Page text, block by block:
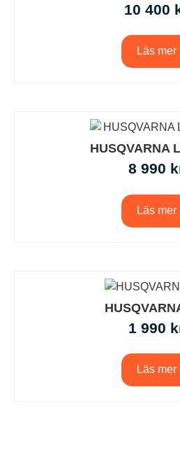
10 400
Läs mer
HUSQVARNA
8 990
Läs mer
1 990
Läs mer